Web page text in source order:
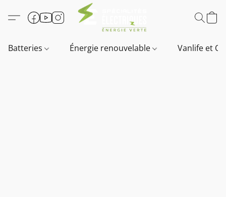
Batteries Énergie renouvelable Vanlife et